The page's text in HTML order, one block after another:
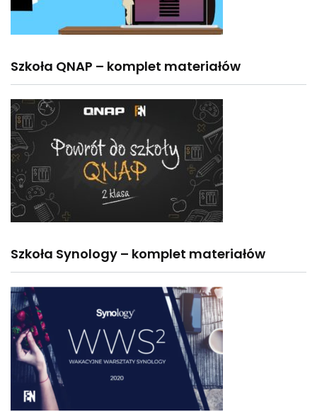
Szkoła QNAP – komplet materiałów
Szkoła Synology – komplet materiałów